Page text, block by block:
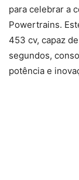
para celebrar a
Powertrains.
453 cv, capaz
segundos,
potência e